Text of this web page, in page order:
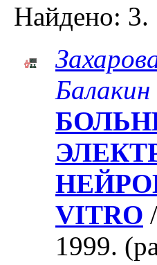
Найдено: 3.
VITRO
1999.